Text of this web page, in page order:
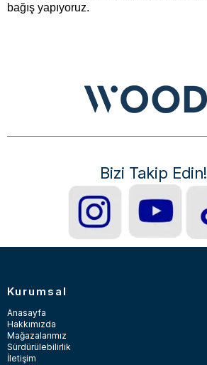
bağış yapıyoruz.
Bizi Takip Edin!
Kurumsal
Anasayfa
Hakkımızda
Mağazalarımız
Sürdürülebilirlik
İletişim